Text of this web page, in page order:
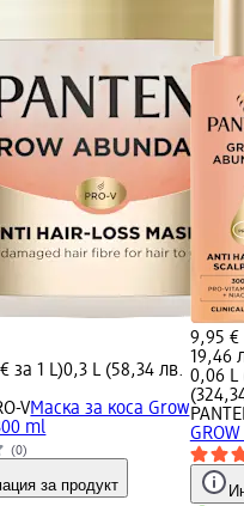
за 1 L)0,3 L (58,34 лв.
VМаска за коса Grow
ml
(0)
за продукт
9,95 €
19,46
0,06 L